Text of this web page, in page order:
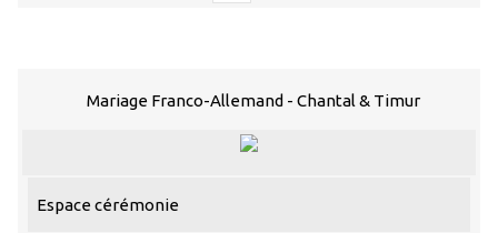
Mariage Franco-Allemand - Chantal & Timur
Espace cérémonie